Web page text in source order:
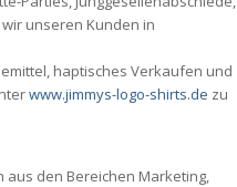
unseren Kunden in
haptisches Verkaufen und
www.jimmys-logo-shirts.de zu
den Bereichen Marketing,